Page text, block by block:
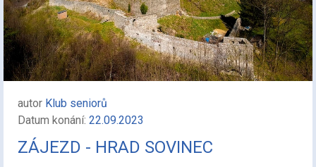
autor Klub seniorů
Datum konání: 22.09.2023
ZÁJEZD - HRAD SOVINEC